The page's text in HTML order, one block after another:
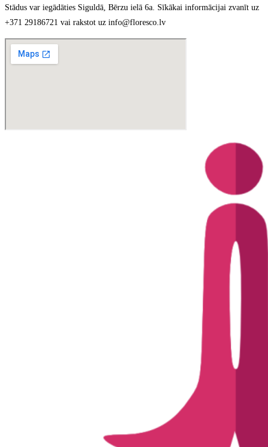
Stādus var iegādāties Siguldā, Bērzu ielā 6a. Sīkākai informācijai zvanīt uz
+371 29186721 vai rakstot uz info@floresco.lv